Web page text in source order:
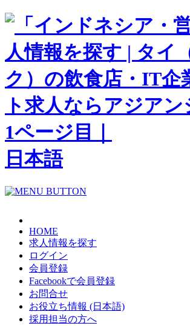
日本語
HOME
求人情報を探す
ログイン
会員登録
Facebookで会員登録
お問合せ
お役立ち情報 (日本語)
採用担当の方へ